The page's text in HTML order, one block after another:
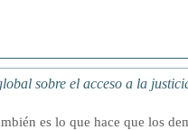
sobre el acceso a la
es lo que hace que los